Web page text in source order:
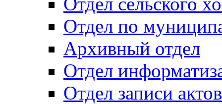
Отдел по
Архивный отдел
Отдел
Отдел записи